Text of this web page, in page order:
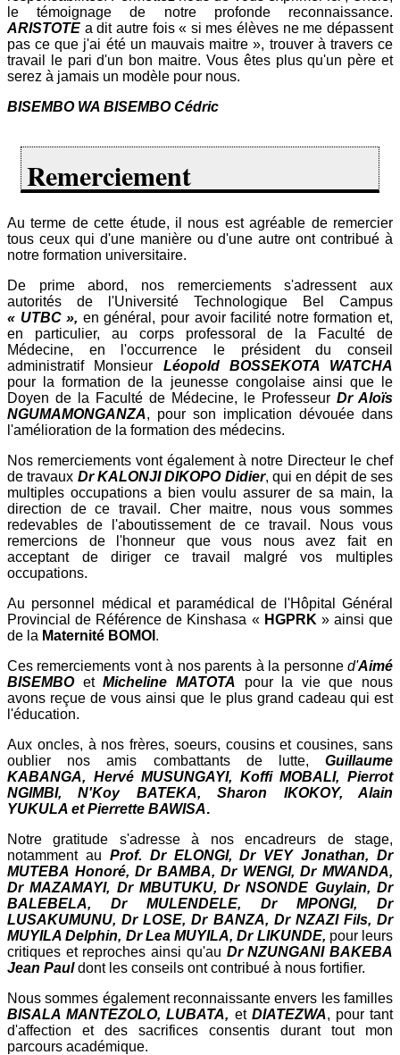
le témoignage de notre profonde reconnaissance.
ARISTOTE a dit autre fois « si mes élèves ne me dépassent
pas ce que j'ai été un mauvais maitre », trouver à travers ce
travail le pari d'un bon maitre. Vous êtes plus qu'un père et
serez à jamais un modèle pour nous.
BISEMBO WA BISEMBO Cédric
Remerciement
Au terme de cette étude, il nous est agréable de remercier
tous ceux qui d'une manière ou d'une autre ont contribué à
notre formation universitaire.
De prime abord, nos remerciements s'adressent aux
autorités de l'Université Technologique Bel Campus
« UTBC », en général, pour avoir facilité notre formation et,
en particulier, au corps professoral de la Faculté de
Médecine, en l'occurrence le président du conseil
administratif Monsieur Léopold BOSSEKOTA WATCHA
pour la formation de la jeunesse congolaise ainsi que le
Doyen de la Faculté de Médecine, le Professeur Dr Aloïs
NGUMAMONGANZA, pour son implication dévouée dans
l'amélioration de la formation des médecins.
Nos remerciements vont également à notre Directeur le chef
de travaux Dr KALONJI DIKOPO Didier, qui en dépit de ses
multiples occupations a bien voulu assurer de sa main, la
direction de ce travail. Cher maitre, nous vous sommes
redevables de l'aboutissement de ce travail. Nous vous
remercions de l'honneur que vous nous avez fait en
acceptant de diriger ce travail malgré vos multiples
occupations.
Au personnel médical et paramédical de l'Hôpital Général
Provincial de Référence de Kinshasa « HGPRK » ainsi que
de la Maternité BOMOI .
Ces remerciements vont à nos parents à la personne d'Aimé
BISEMBOetMicheline MATOTA pour la vie que nous
avons reçue de vous ainsi que le plus grand cadeau qui est
l'éducation.
Aux oncles, à nos frères, soeurs, cousins et cousines, sans
oublier nos amis combattants de lutte, Guillaume
KABANGA, Hervé MUSUNGAYI, Koffi MOBALI, Pierrot
NGIMBI, N'Koy BATEKA, Sharon IKOKOY, Alain
YUKULA et Pierrette BAWISA.
Notre gratitude s'adresse à nos encadreurs de stage,
notamment au Prof. Dr ELONGI, Dr VEY Jonathan, Dr
MUTEBA Honoré, Dr BAMBA, Dr WENGI, Dr MWANDA,
Dr MAZAMAYI, Dr MBUTUKU, Dr NSONDE Guylain, Dr
BALEBELA, Dr MULENDELE, Dr MPONGI, Dr
LUSAKUMUNU, Dr LOSE, Dr BANZA, Dr NZAZI Fils, Dr
MUYILA Delphin, Dr Lea MUYILA, Dr LIKUNDE, pour leurs
critiques et reproches ainsi qu'au Dr NZUNGANI BAKEBA
Jean Pauldont les conseils ont contribué à nous fortifier.
Nous sommes également reconnaissante envers les familles
BISALA MANTEZOLO, LUBATA, et DIATEZWA, pour tant
d'affection et des sacrifices consentis durant tout mon
parcours académique.